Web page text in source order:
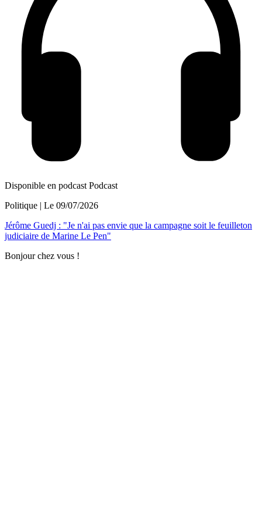
Disponible en podcast Podcast
Politique | Le 09/07/2026
Jérôme Guedj : "Je n'ai pas envie que la campagne soit le feuilleton
judiciaire de Marine Le Pen"
Bonjour chez vous !